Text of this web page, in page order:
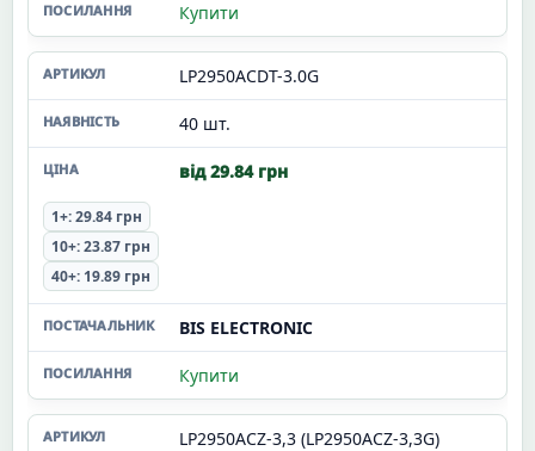
Купити
LP2950ACDT-3.0G
40 шт.
від 29.84 грн
1+: 29.84 грн
10+: 23.87 грн
40+: 19.89 грн
BIS ELECTRONIC
Купити
LP2950ACZ-3,3 (LP2950ACZ-3,3G)